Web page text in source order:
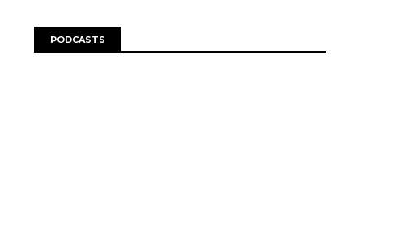
PODCASTS